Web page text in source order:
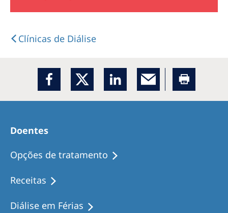
Clínicas de Diálise
Doentes
Opções de tratamento
Receitas
Diálise em Férias